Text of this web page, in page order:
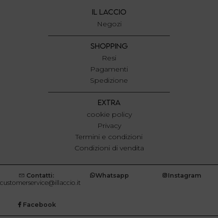
IL LACCIO
Negozi
SHOPPING
Resi
Pagamenti
Spedizione
EXTRA
cookie policy
Privacy
Termini e condizioni
Condizioni di vendita
Contatti:
customerservice@illaccio.it
Whatsapp Instagram
Facebook